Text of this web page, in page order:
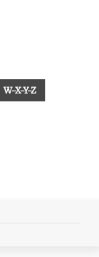
W-X-Y-Z